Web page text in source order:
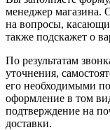
менеджер магазина.
на вопросы,
также подскажет о
По результатам
уточнения,
его необходимыми
оформление в том
подтверждение на
доставки.